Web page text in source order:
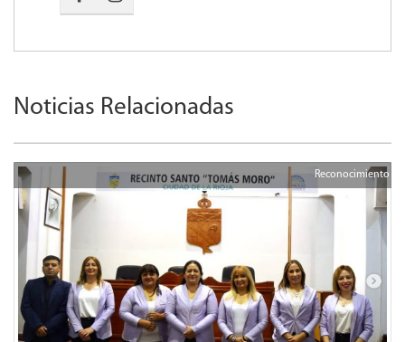
Noticias Relacionadas
Reconocimiento